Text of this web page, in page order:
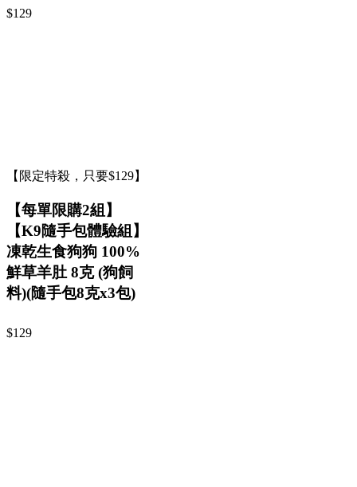
$129
【限定特殺，只要$129】
【每單限購2組】
【K9隨手包體驗組】
凍乾生食狗狗 100%
鮮草羊肚 8克 (狗飼
料)(隨手包8克x3包)
$129